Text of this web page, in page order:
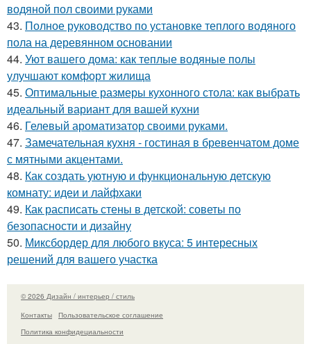
водяной пол своими руками
43. Полное руководство по установке теплого водяного
пола на деревянном основании
44. Уют вашего дома: как теплые водяные полы
улучшают комфорт жилища
45. Оптимальные размеры кухонного стола: как выбрать
идеальный вариант для вашей кухни
46. Гелевый ароматизатор своими руками.
47. Замечательная кухня - гостиная в бревенчатом доме
с мятными акцентами.
48. Как создать уютную и функциональную детскую
комнату: идеи и лайфхаки
49. Как расписать стены в детской: советы по
безопасности и дизайну
50. Миксбордер для любого вкуса: 5 интересных
решений для вашего участка
© 2026 Дизайн / интерьер / стиль
Контакты
Пользовательское соглашение
Политика конфидециальности